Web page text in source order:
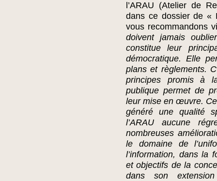
l’ARAU (Atelier de
dans ce dossier de «
vous recommandons
doivent jamais
constitue leur
démocratique. Elle
plans et règlements.
principes promis à
publique permet de
leur mise en œuvre.
généré une qualité
l’ARAU aucune
nombreuses
le domaine de
l’information, dans la
et objectifs de la
dans son